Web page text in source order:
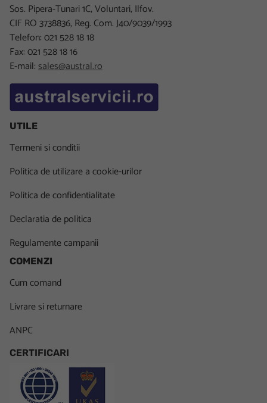
Sos. Pipera-Tunari 1C, Voluntari, Ilfov.
CIF RO 3738836, Reg. Com. J40/9039/1993
Telefon: 021 528 18 18
Fax: 021 528 18 16
E-mail:sales@austral.ro
UTILE
Termeni si conditii
Politica de utilizare a cookie-urilor
Politica de confidentialitate
Declaratia de politica
Regulamente campanii
COMENZI
Cum comand
Livrare si returnare
ANPC
CERTIFICARI